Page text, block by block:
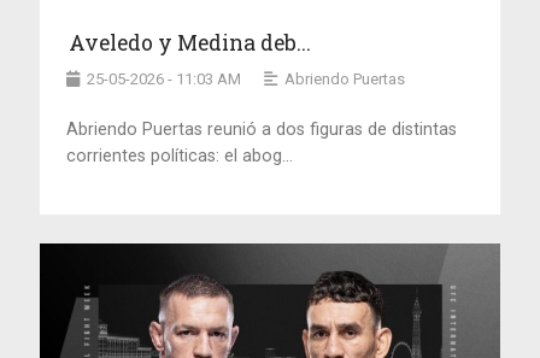
Aveledo y Medina deb...
25-05-2026 - 11:03 AM Abriendo Puertas
Abriendo Puertas reunió a dos figuras de distintas
corrientes políticas: el abog...